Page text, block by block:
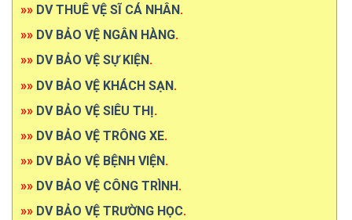
»» DV THUÊ VỆ SĨ CÁ NHÂN.
»» DV BẢO VỆ NGÂN HÀNG.
»» DV BẢO VỆ SỰ KIỆN .
»» DV BẢO VỆ KHÁCH SẠN.
»» DV BẢO VỆ SIÊU THỊ.
»» DV BẢO VỆ TRÔNG XE.
»» DV BẢO VỆ BỆNH VIỆN.
»» DV BẢO VỆ CÔNG TRÌNH .
»» DV BẢO VỆ TRƯỜNG HỌC.